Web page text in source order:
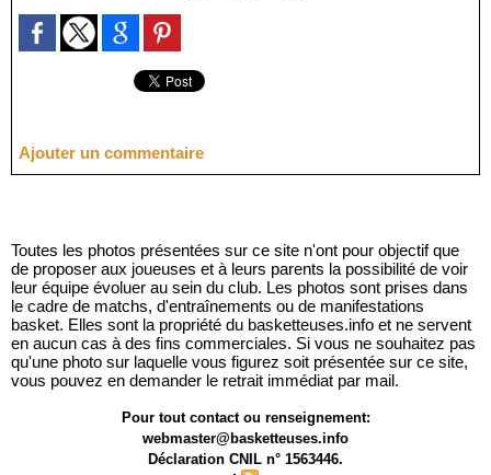
Ajouter un commentaire
Toutes les photos présentées sur ce site n'ont pour objectif que
de proposer aux joueuses et à leurs parents la possibilité de voir
leur équipe évoluer au sein du club. Les photos sont prises dans
le cadre de matchs, d'entraînements ou de manifestations
basket. Elles sont la propriété du basketteuses.info et ne servent
en aucun cas à des fins commerciales. Si vous ne souhaitez pas
qu'une photo sur laquelle vous figurez soit présentée sur ce site,
vous pouvez en demander le retrait immédiat par mail.
Pour tout contact ou renseignement:
webmaster@basketteuses.info
Déclaration CNIL n° 1563446.